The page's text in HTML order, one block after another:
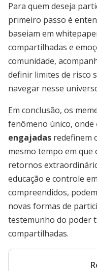
Para quem deseja
primeiro passo é
baseiam em
compartilhadas e
comunidade,
definir limites de risco
navegar nesse
Em conclusão, os
fenômeno único, onde
engajadas redefinem
mesmo tempo em que
retornos
educação e controle
compreendidos,
novas formas de
testemunho do poder
compartilhadas.